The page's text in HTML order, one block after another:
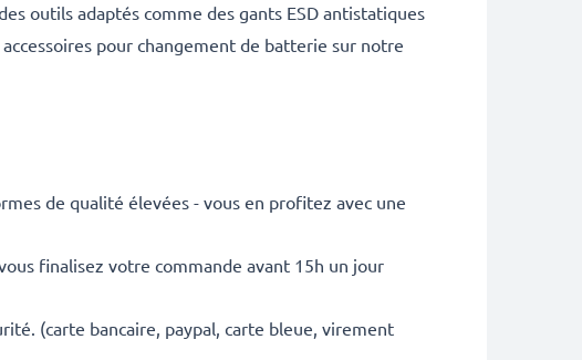
outils adaptés comme des gants ESD antistatiques
pour changement de batterie sur notre
de qualité élevées - vous en profitez avec une
finalisez votre commande avant 15h un jour
(carte bancaire, paypal, carte bleue, virement